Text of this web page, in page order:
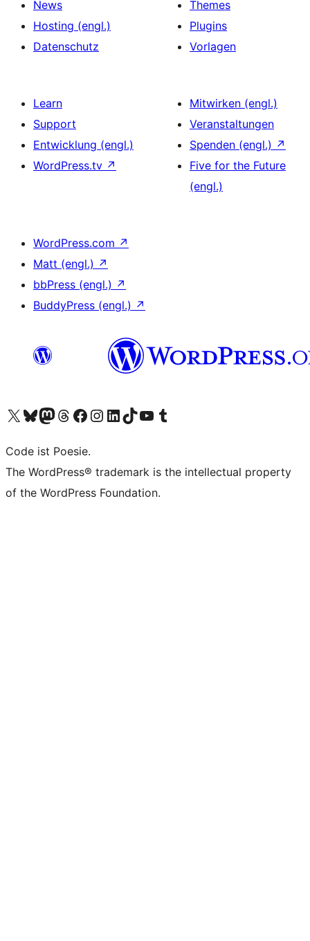
News
Hosting (engl.)
Datenschutz
Themes
Plugins
Vorlagen
Learn
Support
Entwicklung (engl.)
WordPress.tv ↗
Mitwirken (engl.)
Veranstaltungen
Spenden (engl.) ↗
Five for the Future
(engl.)
WordPress.com ↗
Matt (engl.) ↗
bbPress (engl.) ↗
BuddyPress (engl.) ↗
Unser X-Konto (früher Twitter) besuchen
Unser Bluesky-Konto besuchen
Unser Mastodon-Konto besuchen
Unser Threads-Konto besuchen
Unsere Facebook-Seite besuchen
Unser Instagram-Konto besuchen
Unser LinkedIn-Konto besuchen
Unser TikTok-Konto besuchen
Unseren YouTube-Kanal besuchen
Unser Tumblr-Konto besuchen
Code ist Poesie.
The WordPress® trademark is the intellectual property
of the WordPress Foundation.